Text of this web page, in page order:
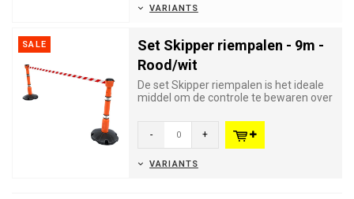
VARIANTS
SALE
Set Skipper riempalen - 9m -
Rood/wit
De set Skipper riempalen is het ideale
middel om de controle te bewaren over
- +
VARIANTS